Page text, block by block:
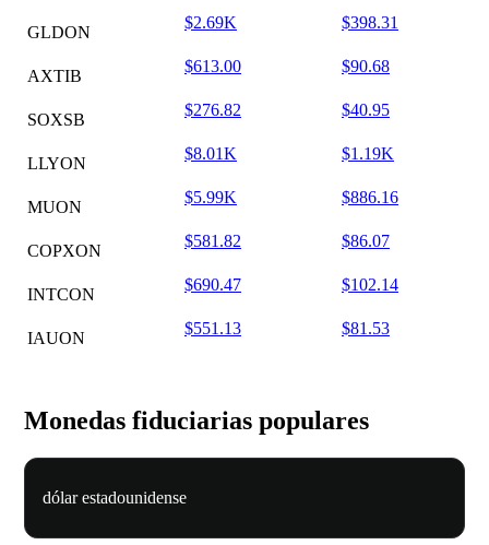
GLDON
$2.69K $398.31
AXTIB
$613.00 $90.68
SOXSB
$276.82 $40.95
LLYON
$8.01K $1.19K
MUON
$5.99K $886.16
COPXON
$581.82 $86.07
INTCON
$690.47 $102.14
IAUON
$551.13 $81.53
Monedas fiduciarias populares
dólar estadounidense